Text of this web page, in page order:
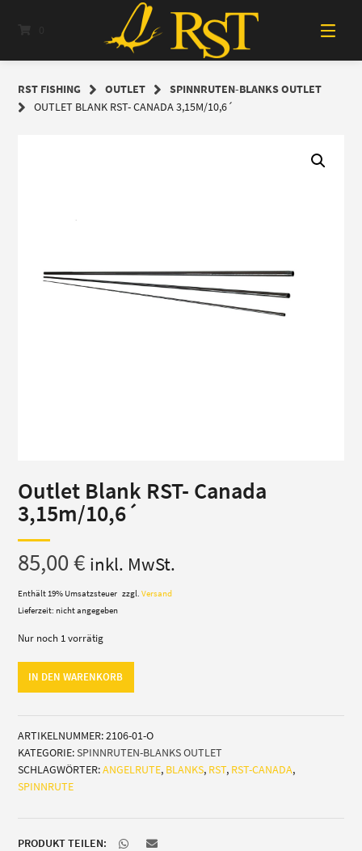
RST FISHING OUTLET
SPINNRUTEN-BLANKS OUTLET
OUTLET BLANK RST- CANADA 3,15M/10,6´
Outlet Blank RST- Canada
3,15m/10,6´
85,00€ inkl. MwSt.
Enthält 19% Umsatzsteuer zzgl.Versand
Lieferzeit: nicht angegeben
Nur noch 1 vorrätig
3,15m/10,6
´
Menge
IN DEN WARENKORB
ARTIKELNUMMER:2106-01-O
KATEGORIE:SPINNRUTEN-BLANKS OUTLET
SCHLAGWÖRTER:ANGELRUTE, BLANKS, RST, RST-CANADA,
SPINNRUTE
PRODUKT TEILEN: